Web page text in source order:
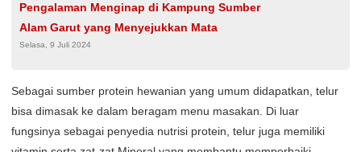
Pengalaman Menginap di Kampung Sumber
Alam Garut yang Menyejukkan Mata
Selasa, 9 Juli 2024
Sebagai sumber protein hewanian yang umum didapatkan, telur
bisa dimasak ke dalam beragam menu masakan. Di luar
fungsinya sebagai penyedia nutrisi protein, telur juga memiliki